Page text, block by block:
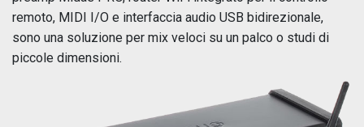
remoto, MIDI I/O e interfaccia audio USB bidirezionale,
sono una soluzione per mix veloci su un palco o studi di
piccole dimensioni.